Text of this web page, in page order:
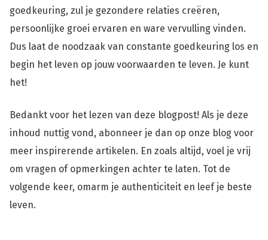
goedkeuring, zul je gezondere relaties creëren,
persoonlijke groei ervaren en ware vervulling vinden.
Dus laat de noodzaak van constante goedkeuring los en
begin het leven op jouw voorwaarden te leven. Je kunt
het!
Bedankt voor het lezen van deze blogpost! Als je deze
inhoud nuttig vond, abonneer je dan op onze blog voor
meer inspirerende artikelen. En zoals altijd, voel je vrij
om vragen of opmerkingen achter te laten. Tot de
volgende keer, omarm je authenticiteit en leef je beste
leven.